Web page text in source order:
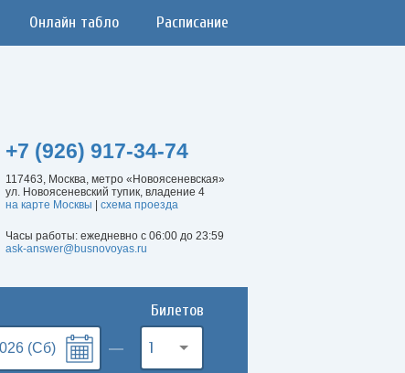
Онлайн табло Расписание
+7 (926) 917-34-74
117463, Москва, метро «Новоясеневская»
ул. Новоясеневский тупик, владение 4
на карте Москвы
схема проезда
Часы работы: ежедневно с 06:00 до 23:59
ask-answer@busnovoyas.ru
Билетов
1